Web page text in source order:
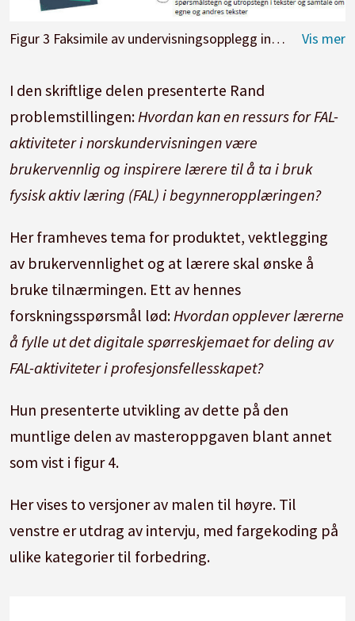
Figur 3 Faksimile av undervisningsopplegg innen fysisk aktiv læring i begynneropplæring i norsk, Rand (2022)
I den skriftlige delen presenterte Rand
problemstillingen:Hvordan kan en ressurs for FAL-
aktiviteter i norsk­undervisningen være
brukervennlig og inspirere lærere til å ta i bruk
fysisk aktiv læring (FAL) i begynneropplæringen?
Her framheves tema for produktet, vektlegging
av brukervennlighet og at lærere skal ønske å
bruke tilnærmingen. Ett av hennes
forskningsspørsmål lød:Hvordan opplever lærerne
å fylle ut det digitale spørreskjemaet for deling av
FAL-aktiviteter i profesjonsfellesskapet?
Hun presenterte utvikling av dette på den
muntlige delen av masteroppgaven blant annet
som vist i figur 4.
Her vises to versjoner av malen til høyre. Til
venstre er utdrag av intervju, med fargekoding på
ulike kategorier til forbedring.